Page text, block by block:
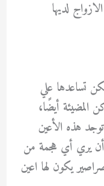
لديها
تساعدها علي
المضيئة أيضًا،
هذه الأعين
يري أي هجمة من
يكون لها اعين